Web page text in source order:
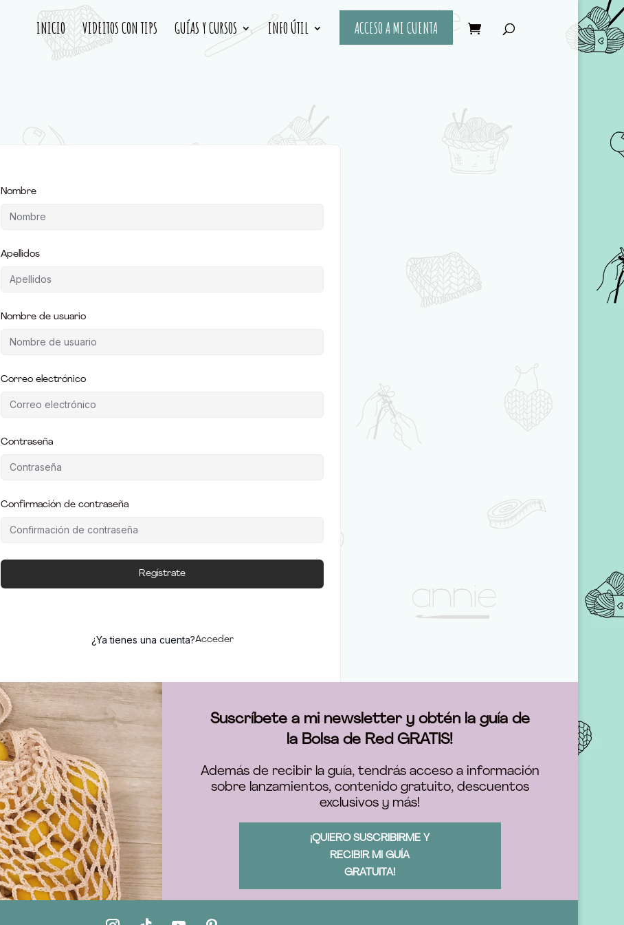
INICIO VIDEITOS CON TIPS GUÍAS Y CURSOS INFO ÚTIL ACCESO A MI CUENTA
Nombre
Apellidos
Nombre de usuario
Correo electrónico
Contraseña
Confirmación de contraseña
Regístrate
¿Ya tienes una cuenta?Acceder
Suscríbete a mi newsletter y obtén la guía de
la Bolsa de Red GRATIS!
Además de recibir la guía, tendrás acceso a información
sobre lanzamientos, contenido gratuito, descuentos
exclusivos y más!
¡QUIERO SUSCRIBIRME Y
RECIBIR MI GUÍA
GRATUITA!